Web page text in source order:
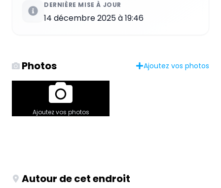
DERNIÈRE MISE À JOUR
14 décembre 2025 à 19:46
Photos Ajoutez vos photos
Ajoutez vos photos
Autour de cet endroit